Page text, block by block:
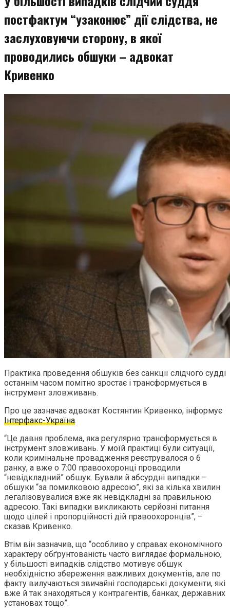
постфактум “узаконює” дії слідства, не
заслуховуючи сторону, в якої
проводились обшуки – адвокат
Кривенко
Практика проведення обшуків без санкції слідчого судді
останнім часом помітно зростає і трансформується в
інструмент зловживань.
Про це зазначає адвокат Костянтин Кривенко, інформує
Інтерфакс-Україна.
“Це давня проблема, яка регулярно трансформується в
інструмент зловживань. У моїй практиці були ситуації,
коли кримінальне провадження реєструвалося о 6
ранку, а вже о 7:00 правоохоронці проводили
“невідкладний” обшук. Бували й абсурдні випадки –
обшуки “за помилковою адресою”, які за кілька хвилин
легалізовувалися вже як невідкладні за правильною
адресою. Такі випадки викликають серйозні питання
щодо цілей і пропорційності дій правоохоронців”, –
сказав Кривенко.
Втім він зазначив, що “особливо у справах економічного
характеру обґрунтованість часто виглядає формальною,
у більшості випадків слідство мотивує обшук
необхідністю збереження важливих документів, але по
факту вилучаються звичайні господарські документи, які
вже й так знаходяться у контрагентів, банках, державних
установах тощо”.